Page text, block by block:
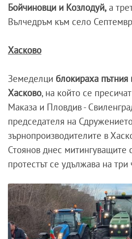
Бойчиновци и Козлодуй, а
Вълчедръм към село
Хасково
Земеделци блокираха пътния
Хасково, на който се
Маказа и Пловдив -
председателя на
зърнопроизводителите в
Стоянов днес митингуващите
протестът се удължава на три